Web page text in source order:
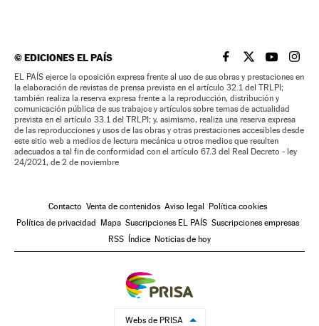
©EDICIONES EL PAÍS EL PAÍS BRASIL EN
EL PAÍSEL PAÍS
EL
EL PAÍS ejerce la oposición expresa frente al uso de sus obras y prestaciones en
la elaboración de revistas de prensa prevista en el artículo 32.1 del TRLPI;
también realiza la reserva expresa frente a la reproducción, distribución y
comunicación pública de sus trabajos y artículos sobre temas de actualidad
prevista en el artículo 33.1 del TRLPI; y, asimismo, realiza una reserva expresa
de las reproducciones y usos de las obras y otras prestaciones accesibles desde
este sitio web a medios de lectura mecánica u otros medios que resulten
adecuados a tal fin de conformidad con el artículo 67.3 del Real Decreto - ley
24/2021, de 2 de noviembre
Contacto Venta de contenidos Aviso legal
Política cookies
Política de privacidad
Mapa Suscripciones EL PAÍS Suscripciones empresas
RSS
Índice Noticias de hoy
Webs de PRISA